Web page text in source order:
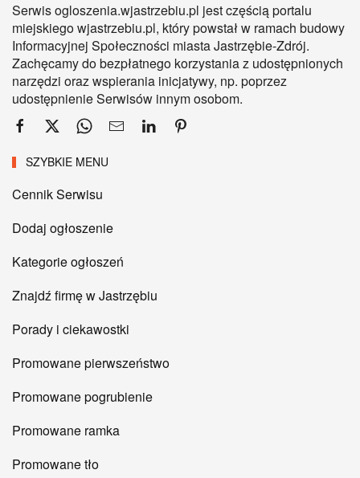
Serwis ogloszenia.wjastrzebiu.pl jest częścią portalu
miejskiego wjastrzebiu.pl, który powstał w ramach budowy
Informacyjnej Społeczności miasta Jastrzębie-Zdrój.
Zachęcamy do bezpłatnego korzystania z udostępnionych
narzędzi oraz wspierania inicjatywy, np. poprzez
udostępnienie Serwisów innym osobom.
SZYBKIE MENU
Cennik Serwisu
Dodaj ogłoszenie
Kategorie ogłoszeń
Znajdź firmę w Jastrzębiu
Porady i ciekawostki
Promowane pierwszeństwo
Promowane pogrubienie
Promowane ramka
Promowane tło